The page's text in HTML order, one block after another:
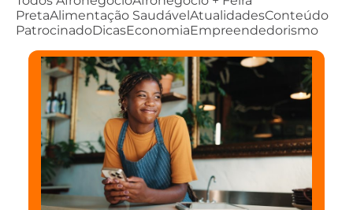
PretaAlimentação SaudávelAtualidadesConteúdo
PatrocinadoDicasEconomiaEmpreendedorismo